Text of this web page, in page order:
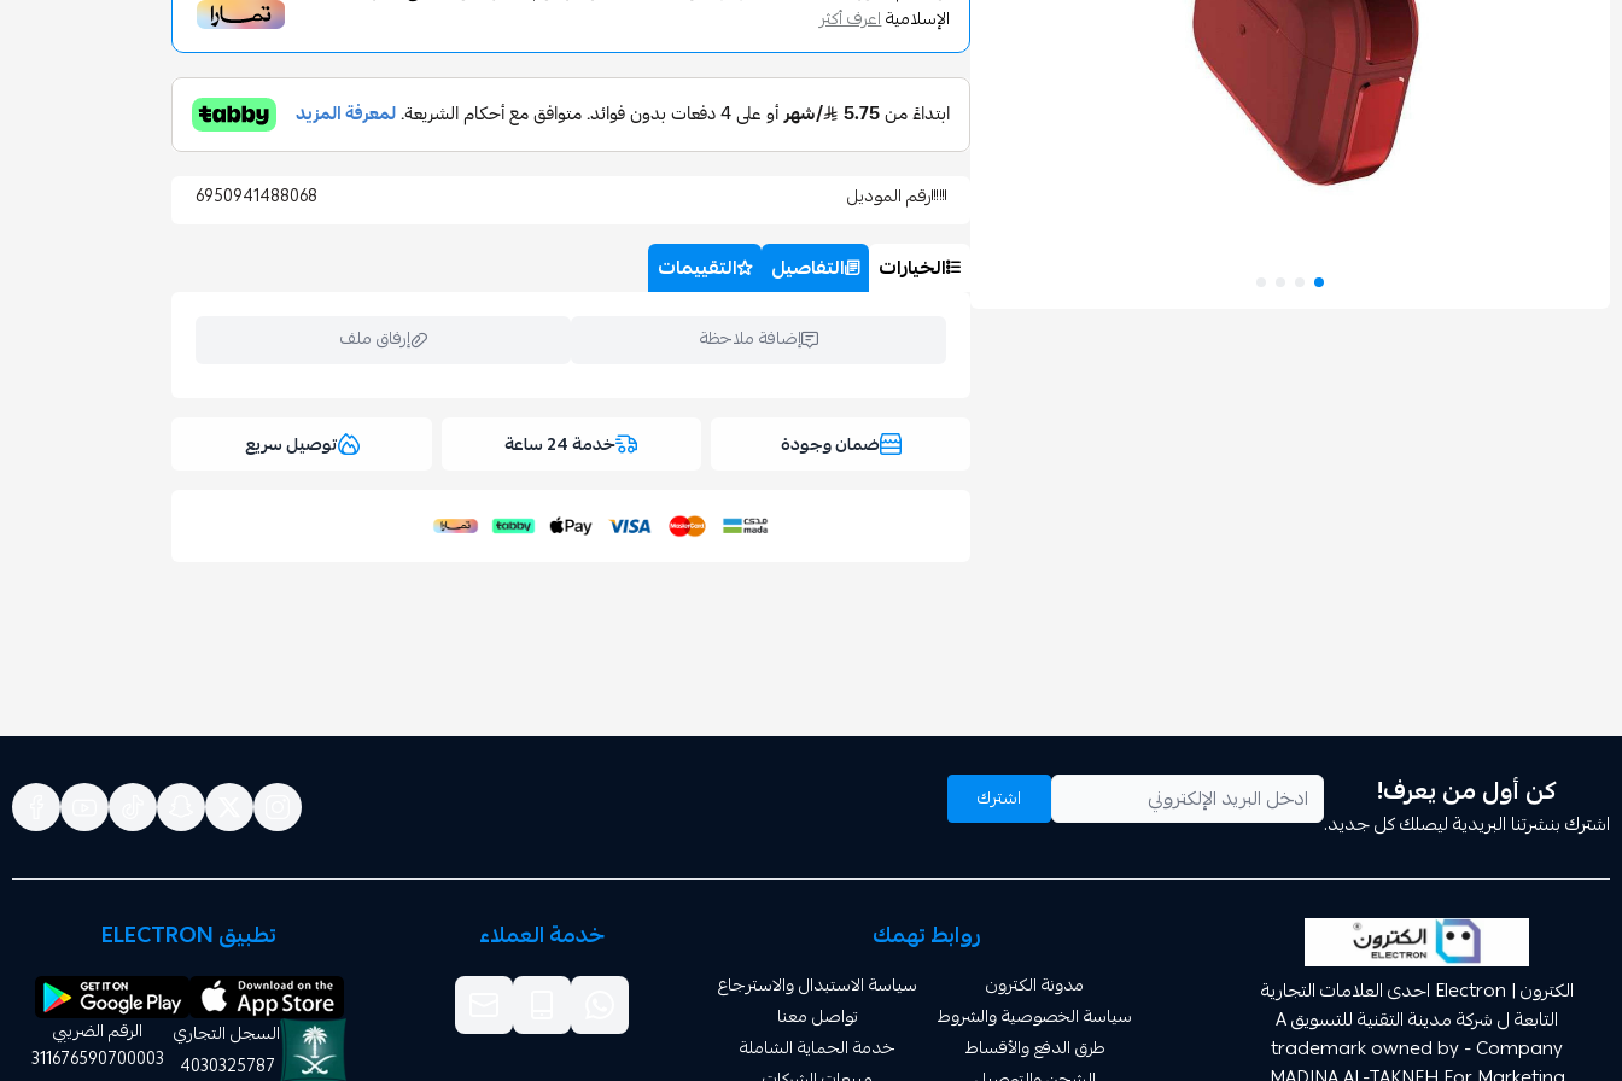
الإسلاميةاعرف أكثر
رقم الموديل 6950941488068
الخيارات التفاصيل التقييمات
إضافة ملاحظة إرفاق ملف
اسحب و افلت الملف هنا
ضمان وجودة خدمة 24 ساعة توصيل سريع
كن أول من يعرف!
اشترك بنشرتنا البريدية ليصلك كل جديد.
اشترك
الكترون | Electron احدى العلامات التجارية
التابعة ل شركة مدينة التقنية للتسويق A
trademark owned by - Company
روابط تهمك
مدونة الكترون
سياسة الخصوصية والشروط
طرق الدفع والأقساط
سياسة الاستبدال والاسترجاع
تواصل معنا
خدمة الحماية الشاملة
خدمة العملاء تطبيق ELECTRON
السجل التجاري
4030325787
الرقم الضريبي
311676590700003